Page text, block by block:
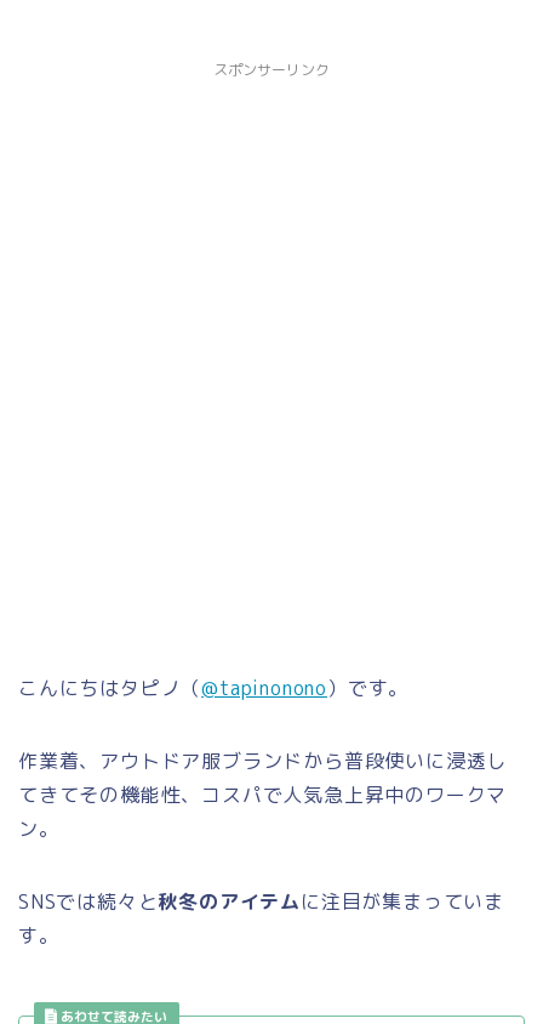
スポンサーリンク
こんにちはタピノ（@tapinonono）です。
作業着、アウトドア服ブランドから普段使いに浸透し
てきてその機能性、コスパで人気急上昇中のワークマ
ン。
SNSでは続々と秋冬のアイテムに注目が集まっていま
す。